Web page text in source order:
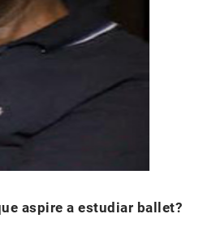
aspire a estudiar ballet?